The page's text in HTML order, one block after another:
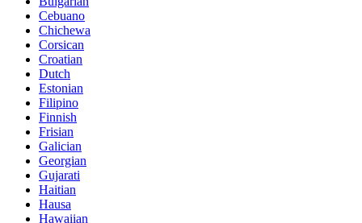
Cebuano
Chichewa
Corsican
Croatian
Dutch
Estonian
Filipino
Finnish
Frisian
Galician
Georgian
Gujarati
Haitian
Hausa
Hawaiian